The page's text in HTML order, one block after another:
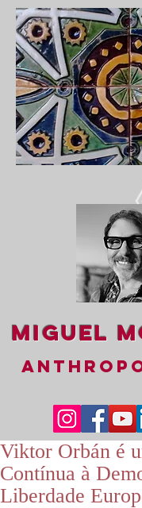
Miguel
Viktor Orbán é
Contínua à
Liberdade